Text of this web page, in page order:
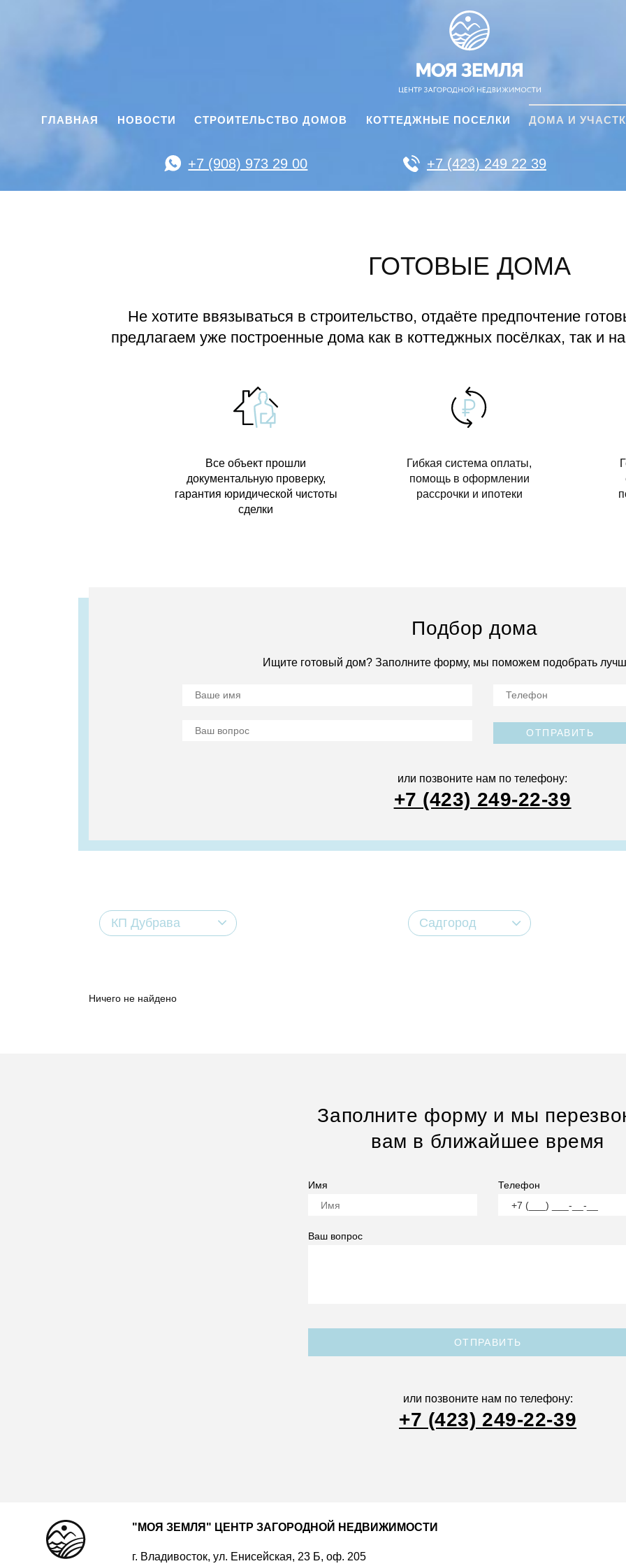
ГЛАВНАЯ НОВОСТИ СТРОИТЕЛЬСТВО ДОМОВ КОТТЕДЖНЫЕ ПОСЕЛКИ ДОМА И
+7 (908) 973 29 00 +7 (423) 249 22 39
ГОТОВЫЕ ДОМА
Не хотите ввязываться в строительство, отдаёте предпочтение
предлагаем уже построенные дома как в коттеджных посёлках, так и
Все объект прошли
документальную проверку,
гарантия юридической чистоты
сделки
Гибкая система оплаты,
помощь в оформлении
рассрочки и ипотеки
Подбор дома
Ищите готовый дом? Заполните форму, мы поможем подобрать
ОТПРАВИТЬ
или позвоните нам по телефону:
+7 (423) 249-22-39
КП Дубрава Садгород
Ничего не найдено
Заполните форму и мы
вам в ближайшее время
Имя Телефон
Ваш вопрос
ОТПРАВИТЬ
или позвоните нам по телефону:
+7 (423) 249-22-39
"МОЯ ЗЕМЛЯ" ЦЕНТР ЗАГОРОДНОЙ НЕДВИЖИМОСТИ
г. Владивосток, ул. Енисейская, 23 Б, оф. 205